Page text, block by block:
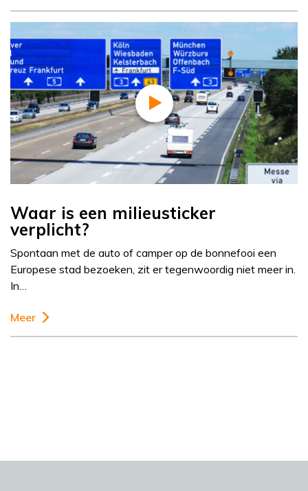
Waar is een milieusticker
verplicht?
Spontaan met de auto of camper op de bonnefooi een
Europese stad bezoeken, zit er tegenwoordig niet meer in.
In…
Meer